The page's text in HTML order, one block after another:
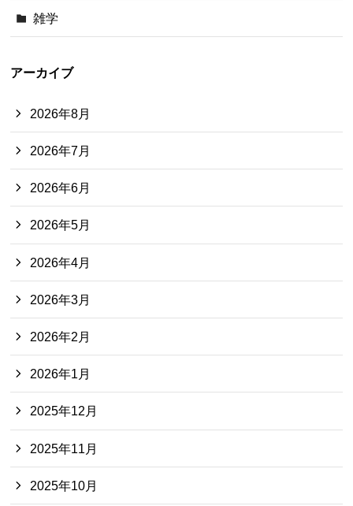
雑学
アーカイブ
2026年8月
2026年7月
2026年6月
2026年5月
2026年4月
2026年3月
2026年2月
2026年1月
2025年12月
2025年11月
2025年10月